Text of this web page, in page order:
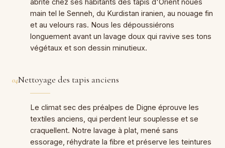
main tel le Senneh, du Kurdistan iranien, au nouage fin
et au velours ras. Nous les dépoussiérons
longuement avant un lavage doux qui ravive ses tons
végétaux et son dessin minutieux.
04Nettoyage des tapis anciens
Le climat sec des préalpes de Digne éprouve les
textiles anciens, qui perdent leur souplesse et se
craquellent. Notre lavage à plat, mené sans
essorage, réhydrate la fibre et préserve les teintures